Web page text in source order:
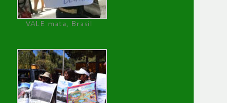
VALE mata, Brasil